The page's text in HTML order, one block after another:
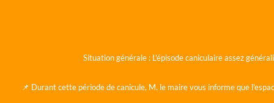
Situation générale : L'épisode caniculaire assez
📌 Durant cette période de canicule, M. le maire vous informe que